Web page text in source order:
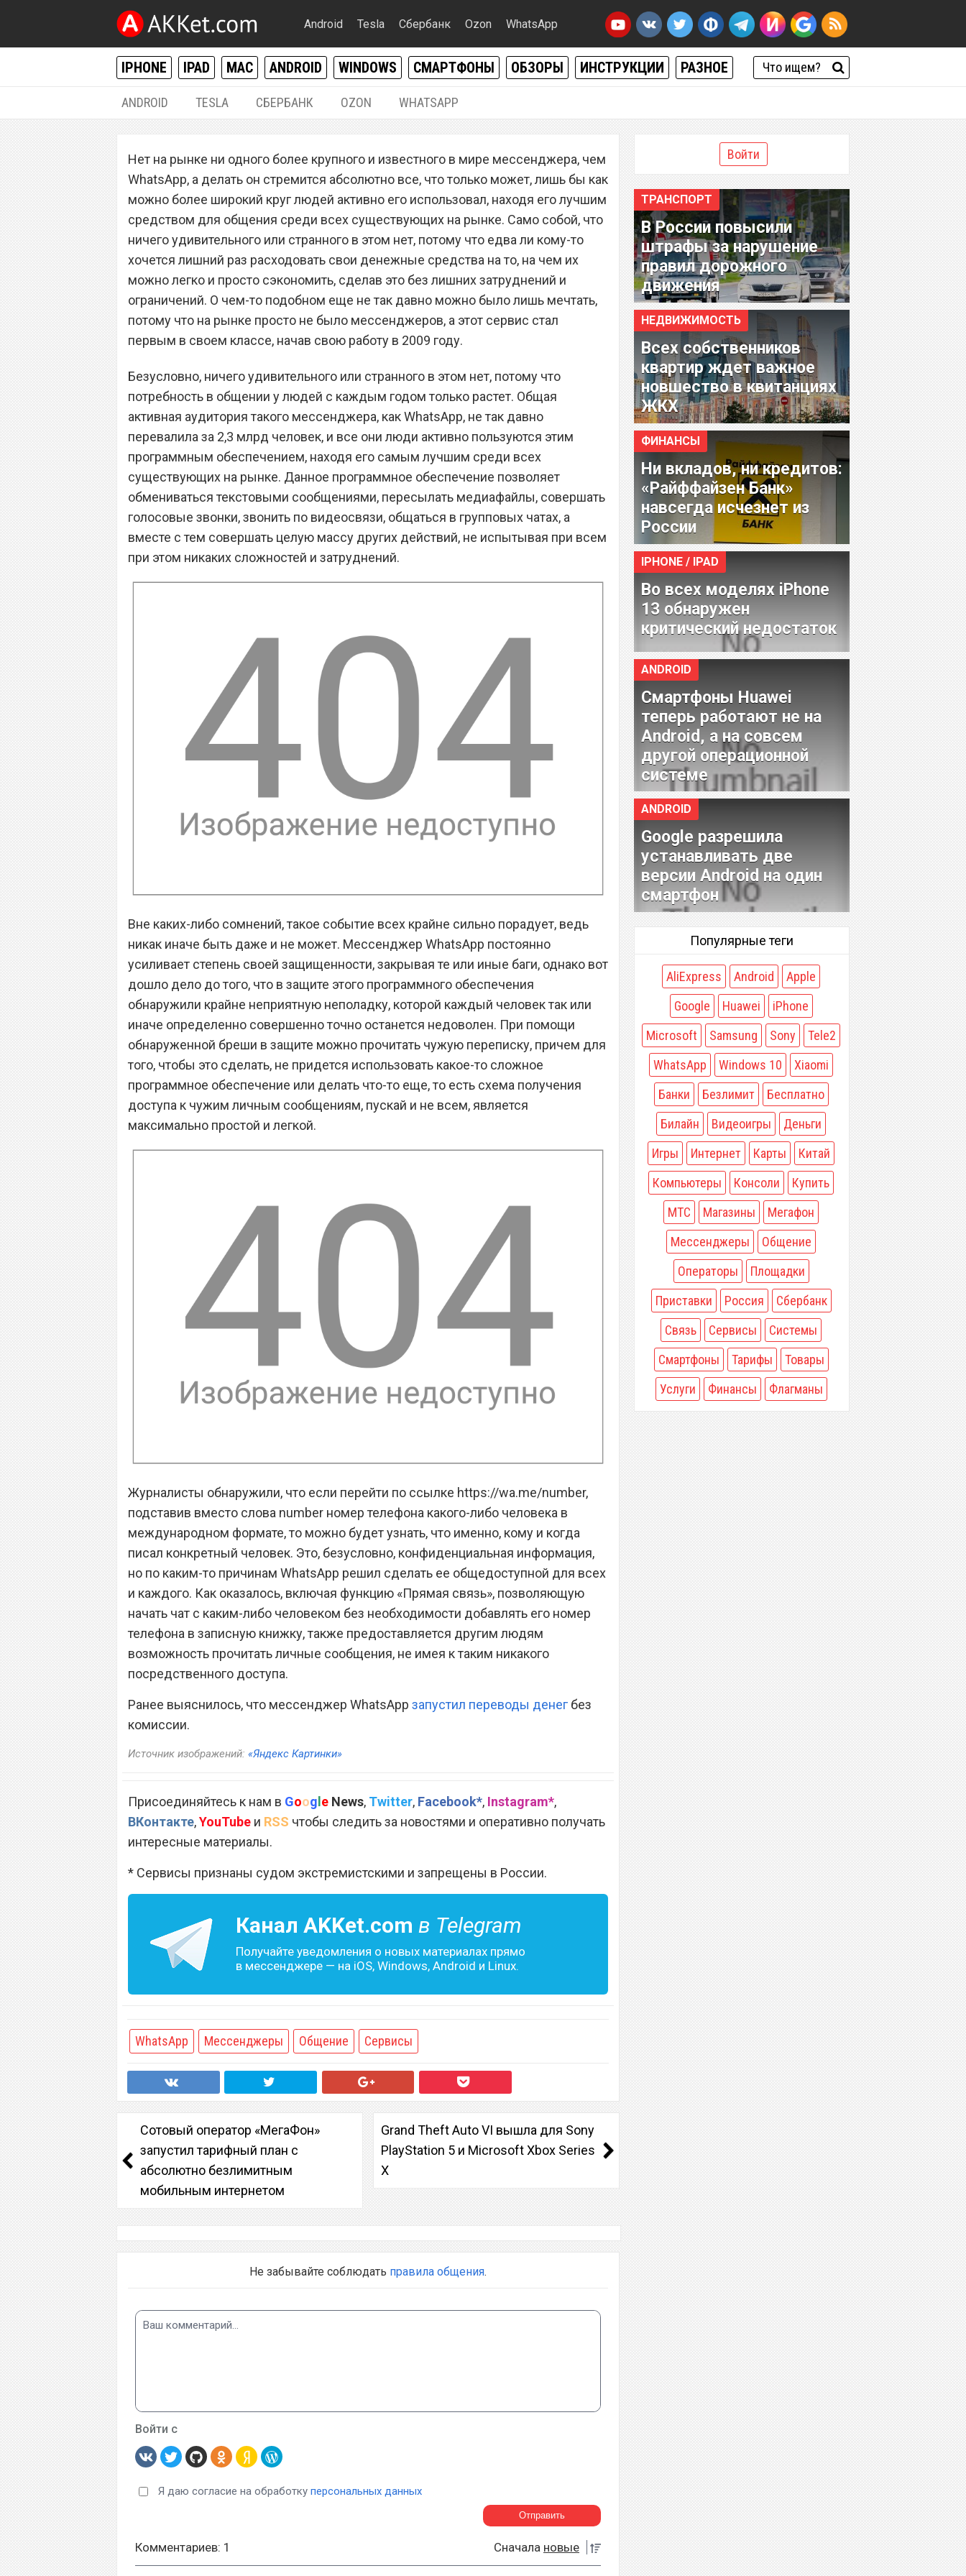
Android Tesla Сбербанк Ozon WhatsApp
IPHONE IPAD MAC ANDROID WINDOWS СМАРТФОНЫ ОБЗОРЫ ИНСТРУКЦИИ РАЗНОЕ
ANDROID TESLA СБЕРБАНК OZON WHATSAPP
Обнаружен способ читать чужую
переписку в WhatsApp
Нет на рынке ни одного более крупного и известного в мире мессенджера, чем
WhatsApp, а делать он стремится абсолютно все, что только может, лишь бы как
можно более широкий круг людей активно его использовал, находя его лучшим
средством для общения среди всех существующих на рынке. Само собой, что
ничего удивительного или странного в этом нет, потому что едва ли кому-то
хочется лишний раз расходовать свои денежные средства на то, на чем их
можно легко и просто сэкономить, сделав это без лишних затруднений и
ограничений. О чем-то подобном еще не так давно можно было лишь мечтать,
потому что на рынке просто не было мессенджеров, а этот сервис стал
первым в своем классе, начав свою работу в 2009 году.
Безусловно, ничего удивительного или странного в этом нет, потому что
потребность в общении у людей с каждым годом только растет. Общая
активная аудитория такого мессенджера, как WhatsApp, не так давно
перевалила за 2,3 млрд человек, и все они люди активно пользуются этим
программным обеспечением, находя его самым лучшим среди всех
существующих на рынке. Данное программное обеспечение позволяет
обмениваться текстовыми сообщениями, пересылать медиафайлы, совершать
голосовые звонки, звонить по видеосвязи, общаться в групповых чатах, а
вместе с тем совершать целую массу других действий, не испытывая при всем
при этом никаких сложностей и затруднений.
Вне каких-либо сомнений, такое событие всех крайне сильно порадует, ведь
никак иначе быть даже и не может. Мессенджер WhatsApp постоянно
усиливает степень своей защищенности, закрывая те или иные баги, однако вот
дошло дело до того, что в защите этого программного обеспечения
обнаружили крайне неприятную неполадку, которой каждый человек так или
иначе определенно совершенно точно останется недоволен. При помощи
обнаруженной бреши в защите можно прочитать чужую переписку, причем для
того, чтобы это сделать, не придется использовать какое-то сложное
программное обеспечение или делать что-то еще, то есть схема получения
доступа к чужим личным сообщениям, пускай и не всем, является
максимально простой и легкой.
Журналисты обнаружили, что если перейти по ссылке https://wa.me/number,
подставив вместо слова number номер телефона какого-либо человека в
международном формате, то можно будет узнать, что именно, кому и когда
писал конкретный человек. Это, безусловно, конфиденциальная информация,
но по каким-то причинам WhatsApp решил сделать ее общедоступной для всех
и каждого. Как оказалось, включая функцию «Прямая связь», позволяющую
начать чат с каким-либо человеком без необходимости добавлять его номер
телефона в записную книжку, также предоставляется другим людям
возможность прочитать личные сообщения, не имея к таким никакого
посредственного доступа.
Ранее выяснилось, что мессенджер WhatsApp запустил переводы денег без
комиссии.
Источник изображений: «Яндекс Картинки»
Присоединяйтесь к нам в Google News, Twitter, Facebook*, Instagram*,
ВКонтакте,YouTube и RSS чтобы следить за новостями и оперативно получать
интересные материалы.
* Сервисы признаны судом экстремистскими и запрещены в России.
Канал AKKet.com в Telegram
Получайте уведомления о новых материалах прямо
в мессенджере — на iOS, Windows, Android и Linux.
WhatsApp Мессенджеры Общение Сервисы
Сотовый оператор «МегаФон»
запустил тарифный план с
абсолютно безлимитным
мобильным интернетом
Grand Theft Auto VI вышла для Sony
PlayStation 5 и Microsoft Xbox Series
X
Не забывайте соблюдать правила общения.
Войти с
Я даю согласие на обработку персональных данных
Комментариев: 1 Сначала новые
Войти
ТРАНСПОРТ
В России повысили
штрафы за нарушение
правил дорожного
движения
НЕДВИЖИМОСТЬ
Всех собственников
квартир ждет важное
новшество в квитанциях
ЖКХ
ФИНАНСЫ
Ни вкладов, ни кредитов:
«Райффайзен Банк»
навсегда исчезнет из
России
IPHONE / IPAD
Во всех моделях iPhone
13 обнаружен
критический недостаток
ANDROID
Смартфоны Huawei
теперь работают не на
Android, а на совсем
другой операционной
системе
ANDROID
Google разрешила
устанавливать две
версии Android на один
смартфон
Популярные теги
AliExpress Android
Apple
Google
Huawei
iPhone
Microsoft
Samsung Sony
Tele2
WhatsApp
Windows 10
Xiaomi
Банки
Безлимит
Бесплатно
Билайн
Видеоигры
Деньги
Игры
Интернет Карты
Китай
Компьютеры
Консоли
Купить
МТС
Магазины
Мегафон
Мессенджеры
Общение
Операторы
Площадки
Приставки
Россия
Сбербанк
Связь
Сервисы
Системы
Смартфоны
Тарифы
Товары
Услуги
Финансы Флагманы